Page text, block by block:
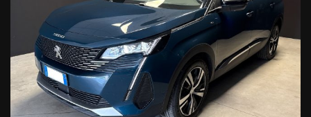
mesi ; estensione della Garanzia fino a 60 mesi a prezzi imbattibili
con primaria compagnia Assicurativa a livello internazionale .
Finanziamenti con le primarie compagnie europee a tassi agevolati
anche con zero anticipo e rate sino a 120 mesi ,
Servizi assicurativi complementari ( Polizze KASKO , furto, incendio ,
cristalli , atti vandalici , protezione del credito, Kasko finanziaria .
Siamo iscritti al RUI (registro intermediari assicurativi ) e IVASS.
Officina Specializzata multimarca ed autorizzata Renault DACIA ,